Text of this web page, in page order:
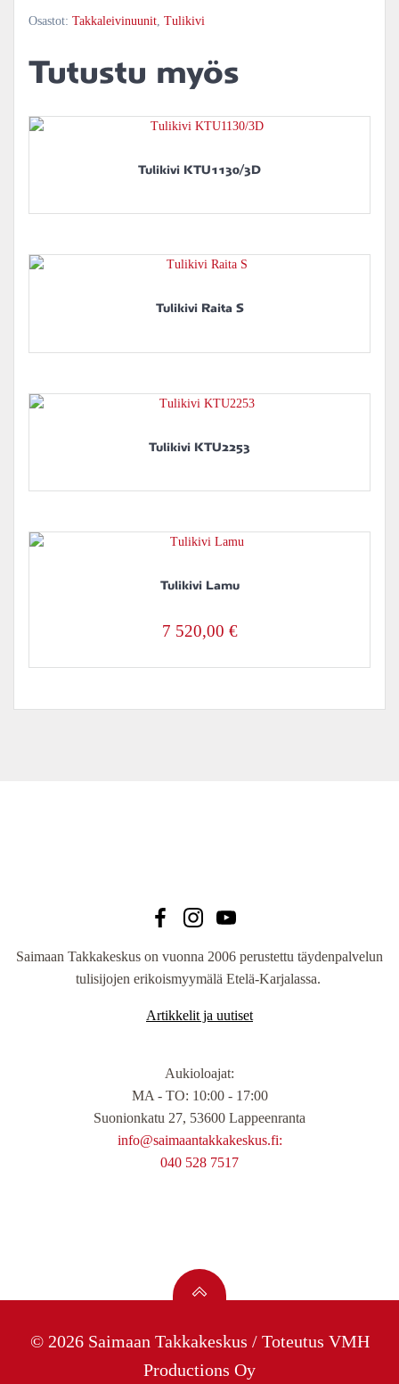
Osastot: Takkaleivinuunit, Tulikivi
Tutustu myös
Tulikivi KTU1130/3D
Tulikivi Raita S
Tulikivi KTU2253
Tulikivi Lamu
7 520,00 €
Saimaan Takkakeskus on vuonna 2006 perustettu täydenpalvelun
tulisijojen erikoismyymälä Etelä-Karjalassa.
Artikkelit ja uutiset
Aukioloajat:
MA - TO: 10:00 - 17:00
Suonionkatu 27, 53600 Lappeenranta
info@saimaantakkakeskus.fi:
040 528 7517
© 2026 Saimaan Takkakeskus / Toteutus VMH
Productions Oy